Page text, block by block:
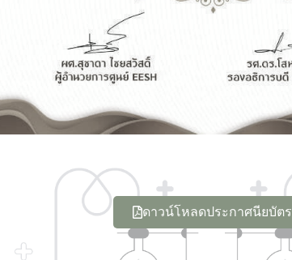
ดาวน์โหลดประกาศนียบัตร